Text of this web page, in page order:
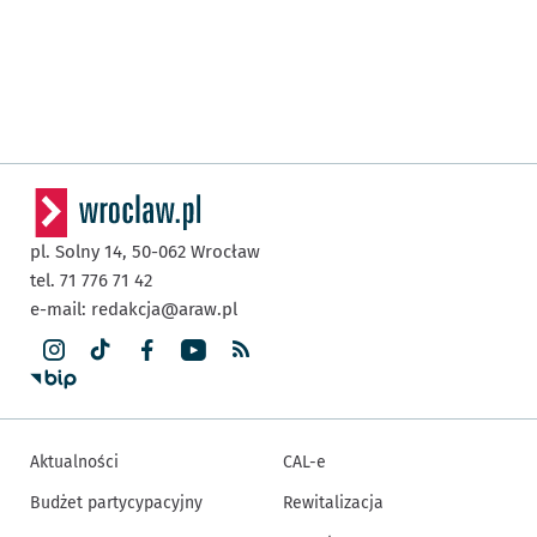
pl. Solny 14, 50-062 Wrocław
tel. 71 776 71 42
e-mail: redakcja@araw.pl
Aktualności
Budżet partycypacyjny
CAL-e
Rewitalizacja